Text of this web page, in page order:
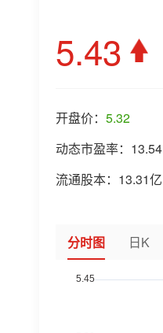
5.43
开盘价： 5.32
动态市盈率： 13.54
流通股本： 13.31亿
分时图 日K